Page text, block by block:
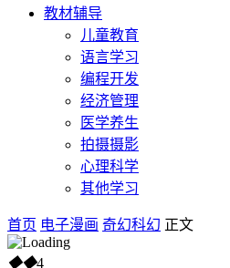
教材辅导
儿童教育
语言学习
编程开发
经济管理
医学养生
拍摄摄影
心理科学
其他学习
首页 电子漫画 奇幻科幻 正文
◆◆4